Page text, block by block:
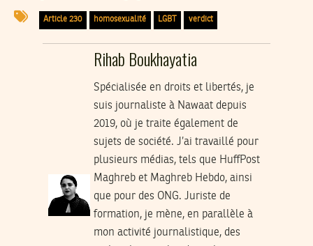
Article 230 homosexualité LGBT verdict
Rihab Boukhayatia
Spécialisée en droits et libertés, je
suis journaliste à Nawaat depuis
2019, où je traite également de
sujets de société. J’ai travaillé pour
plusieurs médias, tels que HuffPost
Maghreb et Maghreb Hebdo, ainsi
que pour des ONG. Juriste de
formation, je mène, en parallèle à
mon activité journalistique, des